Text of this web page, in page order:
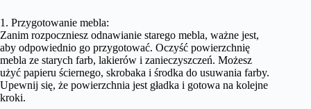
1. Przygotowanie mebla:
Zanim rozpoczniesz odnawianie starego mebla, ważne jest,
aby odpowiednio go przygotować. Oczyść powierzchnię
mebla ze starych farb, lakierów i zanieczyszczeń. Możesz
użyć papieru ściernego, skrobaka i środka do usuwania farby.
Upewnij się, że powierzchnia jest gładka i gotowa na kolejne
kroki.